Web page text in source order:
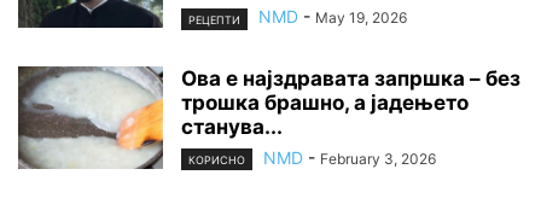
РЕЦЕПТИ NMD - May 19, 2026
Ова е најздравата запршка – без
трошка брашно, а јадењето
станува...
КОРИСНО NMD - February 3, 2026